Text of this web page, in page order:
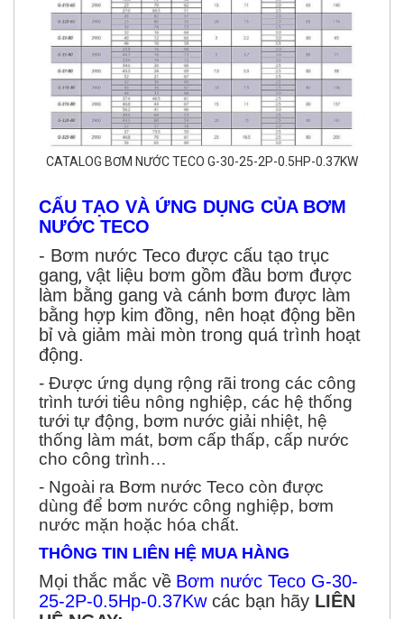
CATALOG BƠM NƯỚC TECO G-30-25-2P-0.5HP-0.37KW
CẤU TẠO VÀ ỨNG DỤNG CỦA BƠM
NƯỚC TECO
- Bơm nước Teco được cấu tạo trục
gang, vật liệu bơm gồm đầu bơm được
làm bằng gang và cánh bơm được làm
bằng hợp kim đồng, nên hoạt động bền
bỉ và giảm mài mòn trong quá trình hoạt
động.
- Được ứng dụng rộng rãi trong các công
trình tưới tiêu nông nghiệp, các hệ thống
tưới tự động, bơm nước giải nhiệt, hệ
thống làm mát, bơm cấp thấp, cấp nước
cho công trình…
- Ngoài ra Bơm nước Teco còn được
dùng để bơm nước công nghiệp, bơm
nước mặn hoặc hóa chất.
THÔNG TIN LIÊN HỆ MUA HÀNG
Mọi thắc mắc về Bơm nước Teco G-30-
25-2P-0.5Hp-0.37Kw các bạn hãy LIÊN